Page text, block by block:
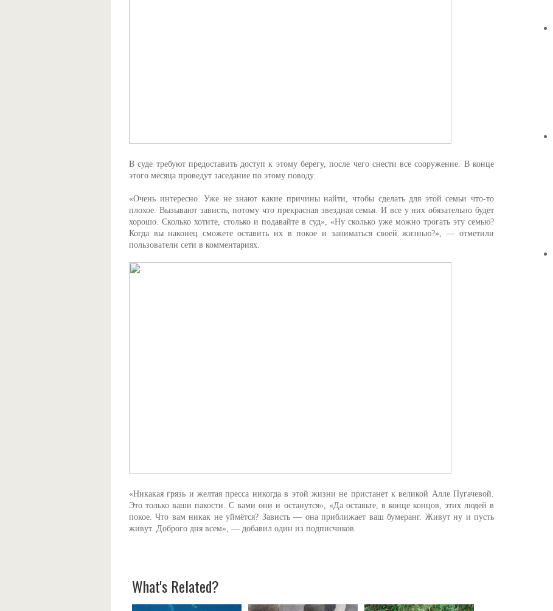
В суде требуют предоставить доступ к этому берегу, после чего снести все сооружение. В конце
этого месяца проведут заседание по этому поводу.
«Очень интересно. Уже не знают какие причины найти, чтобы сделать для этой семьи что-то
плохое. Вызывают зависть, потому что прекрасная звездная семья. И все у них обязательно будет
хорошо. Сколько хотите, столько и подавайте в суд», «Ну сколько уже можно трогать эту семью?
Когда вы наконец сможете оставить их в покое и заниматься своей жизнью?», — отметили
пользователи сети в комментариях.
«Никакая грязь и желтая пресса никогда в этой жизни не пристанет к великой Алле Пугачевой.
Это только ваши пакости. С вами они и останутся», «Да оставьте, в конце концов, этих людей в
покое. Что вам никак не уймётся? Зависть — она приближает ваш бумеранг. Живут ну и пусть
живут. Доброго дня всем», — добавил один из подписчиков.
What's Related?